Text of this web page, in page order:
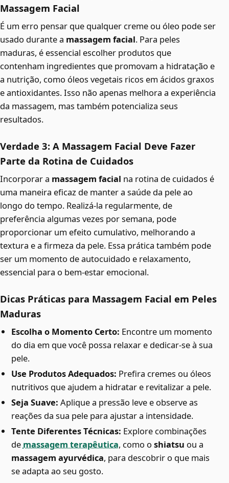
Massagem Facial
É um erro pensar que qualquer creme ou óleo pode ser
usado durante a massagem facial. Para peles
maduras, é essencial escolher produtos que
contenham ingredientes que promovam a hidratação e
a nutrição, como óleos vegetais ricos em ácidos graxos
e antioxidantes. Isso não apenas melhora a experiência
da massagem, mas também potencializa seus
resultados.
Verdade 3: A Massagem Facial Deve Fazer
Parte da Rotina de Cuidados
Incorporar a massagem facial na rotina de cuidados é
uma maneira eficaz de manter a saúde da pele ao
longo do tempo. Realizá-la regularmente, de
preferência algumas vezes por semana, pode
proporcionar um efeito cumulativo, melhorando a
textura e a firmeza da pele. Essa prática também pode
ser um momento de autocuidado e relaxamento,
essencial para o bem-estar emocional.
Dicas Práticas para Massagem Facial em Peles
Maduras
Escolha o Momento Certo: Encontre um momento
do dia em que você possa relaxar e dedicar-se à sua
pele.
Use Produtos Adequados: Prefira cremes ou óleos
nutritivos que ajudem a hidratar e revitalizar a pele.
Seja Suave: Aplique a pressão leve e observe as
reações da sua pele para ajustar a intensidade.
Tente Diferentes Técnicas: Explore combinações
de massagem terapêutica, como o shiatsu ou a
massagem ayurvédica, para descobrir o que mais
se adapta ao seu gosto.